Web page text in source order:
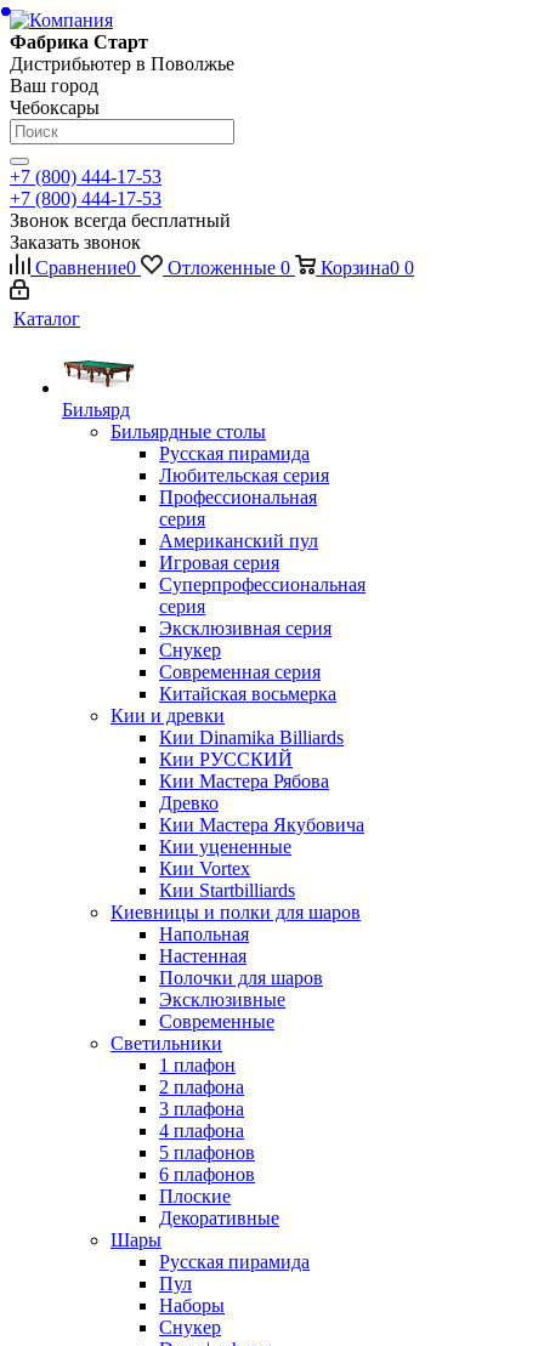
Фабрика Старт
Дистрибьютер в Поволжье
Ваш город
Чебоксары
+7 (800) 444-17-53
+7 (800) 444-17-53
Звонок всегда бесплатный
Заказать звонок
Сравнение0 Отложенные 0 Корзина0 0
Каталог
Бильярд
Бильярдные столы
Русская пирамида
Любительская серия
Профессиональная
серия
Американский пул
Игровая серия
Суперпрофессиональная
серия
Эксклюзивная серия
Снукер
Современная серия
Китайская восьмерка
Кии и древки
Кии Dinamika Billiards
Кии РУССКИЙ
Кии Мастера Рябова
Древко
Кии Мастера Якубовича
Кии уцененные
Кии Vortex
Кии Startbilliards
Киевницы и полки для шаров
Напольная
Настенная
Полочки для шаров
Эксклюзивные
Современные
Светильники
1 плафон
2 плафона
3 плафона
4 плафона
5 плафонов
6 плафонов
Плоские
Декоративные
Шары
Русская пирамида
Пул
Наборы
Снукер